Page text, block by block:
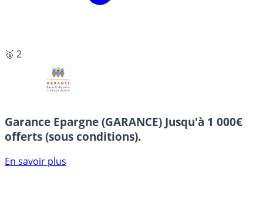
🥈 2
Garance Epargne (GARANCE) Jusqu'à 1 000€
offerts (sous conditions).
En savoir plus